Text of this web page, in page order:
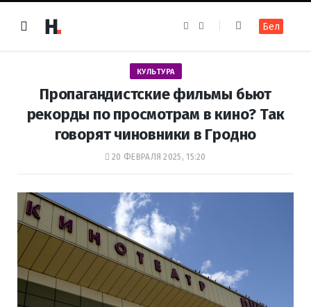
e
k
t
a
m
Бел
КУЛЬТУРА
Пропагандистские фильмы бьют
рекорды по просмотрам в кино? Так
говорят чиновники в Гродно
20 ФЕВРАЛЯ 2025, 15:20